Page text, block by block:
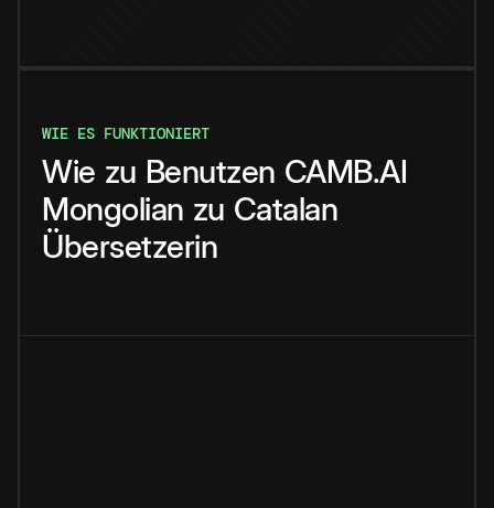
WIE ES FUNKTIONIERT
Wie zu Benutzen CAMB.AI
Mongolian zu Catalan
Übersetzerin